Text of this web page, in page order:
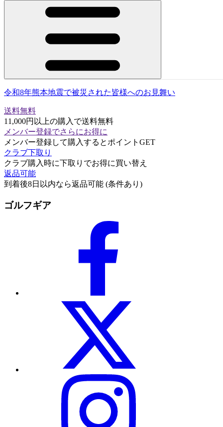
令和8年熊本地震で被災された皆様へのお見舞い
送料無料
11,000円以上の購入で送料無料
メンバー登録でさらにお得に
メンバー登録して購入するとポイントGET
クラブ下取り
クラブ購入時に下取りでお得に買い替え
返品可能
到着後8日以内なら返品可能 (条件あり)
ゴルフギア